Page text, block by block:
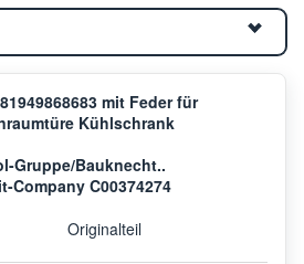
mit Feder für
Kühlschrank
Gruppe/Bauknecht..
Company C00374274
Originalteil